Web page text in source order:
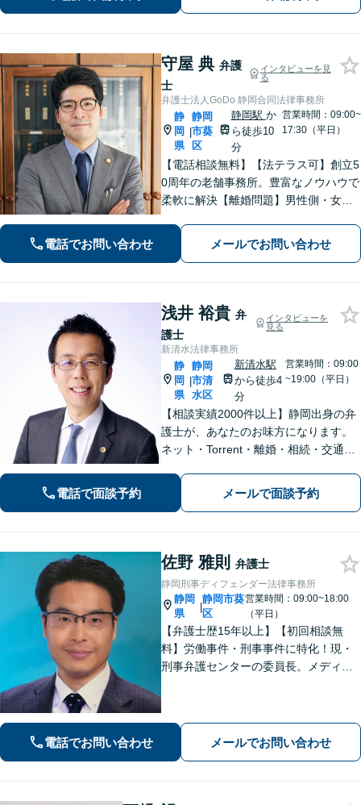
件・賃貸トラブルなど身近な法律問題
守屋 典 弁護
士
インタビューを見
る
弁護士法人GoDo 静岡合同法律事務所
静
岡
県
|
静岡
市葵
区
静岡駅 か
ら徒歩10
分
営業時間：09:00~
17:30（平日）
【電話相談無料】【法テラス可】創立5
0周年の老舗事務所。豊富なノウハウで
柔軟に解決【離婚問題】男性側・女性
慰謝料、養育費、面会交流など幅広く
対応【借金・債務整理】個人・法人と
電話でお問い合わせ メールでお問い合わせ
浅井 裕貴 弁
護士
インタビューを
見る
新清水法律事務所
静
岡
県
|
静岡
市清
水区
新清水駅
から徒歩4
分
営業時間：09:00
~19:00（平日）
【相談実績2000件以上】静岡出身の弁
護士が、あなたのお味方になります。
ネット・Torrent・離婚・相続・交通事
談ください。初回電話10分無料。全国
対応。親身なサポートをいたします。
電話で面談予約 メールで面談予約
佐野 雅則 弁護士
静岡刑事ディフェンダー法律事務所
静岡
県
|
静岡市葵
区
営業時間：09:00~18:00
（平日）
【弁護士歴15年以上】【初回相談無
料】労働事件・刑事事件に特化！現・
刑事弁護センターの委員長。メディア
す。地域密着型の法律事務所
電話でお問い合わせ メールでお問い合わせ